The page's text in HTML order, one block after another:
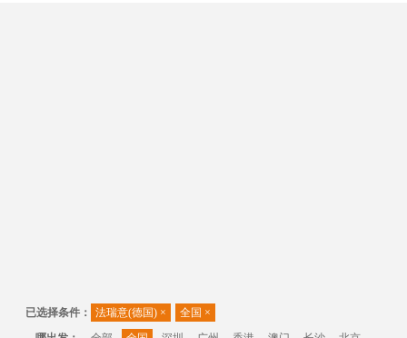
已选择条件： 法瑞意(德国) × 全国 ×